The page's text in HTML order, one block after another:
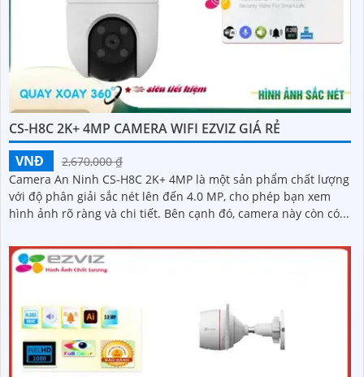
CS-H8C 2K+ 4MP CAMERA WIFI EZVIZ GIÁ RẺ
VNĐ
2,670,000 ₫
Camera An Ninh CS-H8C 2K+ 4MP là một sản phẩm chất lượng
với độ phân giải sắc nét lên đến 4.0 MP, cho phép bạn xem
hình ảnh rõ ràng và chi tiết. Bên cạnh đó, camera này còn có...